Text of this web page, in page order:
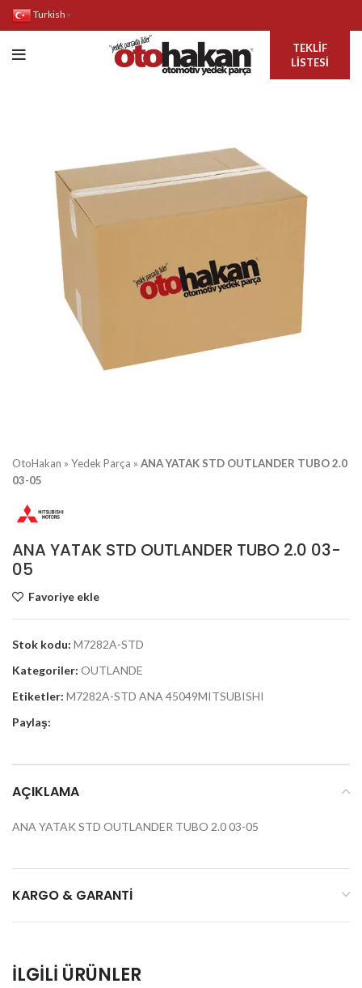
Turkish ▼
TEKLIF
LISTESI
OtoHakan » Yedek Parça » ANA YATAK STD OUTLANDER TUBO 2.0
03-05
ANA YATAK STD OUTLANDER TUBO 2.0 03-
05
Favoriye ekle
Stok kodu: M7282A-STD
Kategoriler: OUTLANDE
Etiketler: M7282A-STD ANA 45049MITSUBISHI
Paylaş:
AÇIKLAMA
ANA YATAK STD OUTLANDER TUBO 2.0 03-05
KARGO & GARANTI
İLGILI ÜRÜNLER